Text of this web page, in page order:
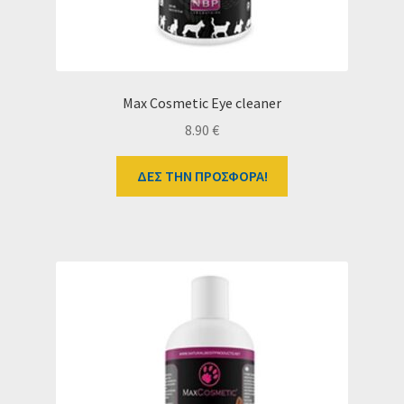
Max Cosmetic Eye cleaner
8.90 €
ΔΕΣ ΤΗΝ ΠΡΟΣΦΟΡΑ!